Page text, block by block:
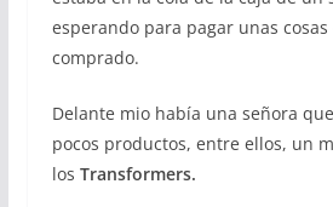
esperando para pagar unas
comprado.
Delante mio había una señora
pocos productos, entre ellos, un
los Transformers.